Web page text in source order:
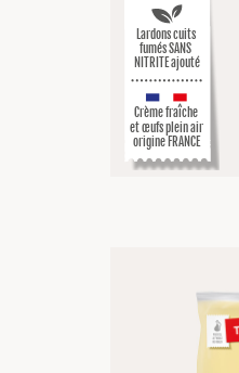
Crème fraîche
et œufs plein air
origine FRANCE
Lardons cuits
fumés SANS
NITRITE ajouté